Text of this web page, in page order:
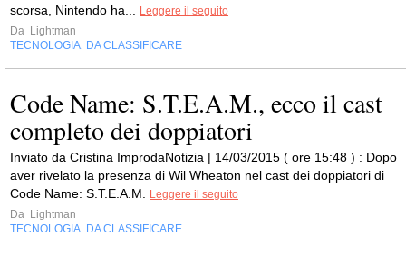
scorsa, Nintendo ha...
Leggere il seguito
Da Lightman
TECNOLOGIA DA CLASSIFICARE
Code Name: S.T.E.A.M., ecco il cast
completo dei doppiatori
Inviato da Cristina ImprodaNotizia | 14/03/2015 ( ore 15:48 ) : Dopo
aver rivelato la presenza di Wil Wheaton nel cast dei doppiatori di
Code Name: S.T.E.A.M.
Leggere il seguito
Da Lightman
TECNOLOGIA DA CLASSIFICARE